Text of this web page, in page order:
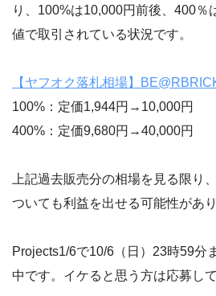
り、100%は10,000円前後、400％
値で取引されている状況です。
【ヤフオク落札相場】
100%：定価1,944円→10,000円
400%：定価9,680円→40,000円
上記過去販売分の相場を見る限り
ついても利益を出せる可能性があり
Projects1/6で10/6（日）23時59分
中です。イケると思う方は応募し